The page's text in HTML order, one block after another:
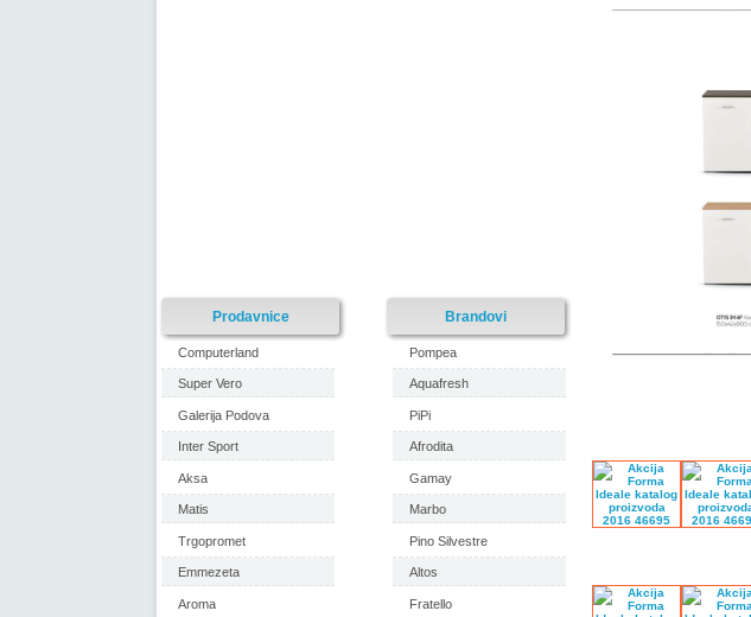
Prodavnice
Computerland
Super Vero
Galerija Podova
Inter Sport
Aksa
Matis
Trgopromet
Emmezeta
Aroma
Brandovi
Pompea
Aquafresh
PiPi
Afrodita
Gamay
Marbo
Pino Silvestre
Altos
Fratello